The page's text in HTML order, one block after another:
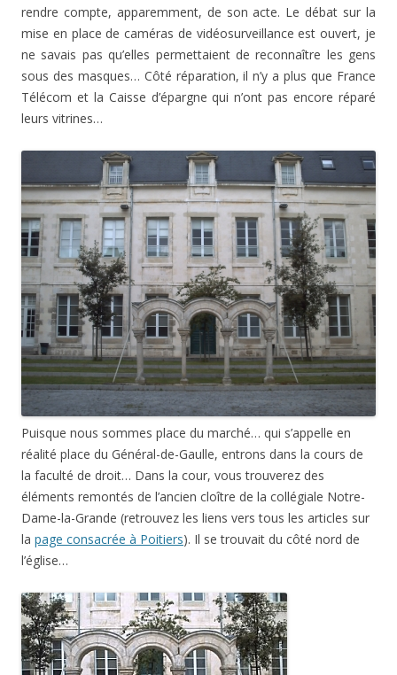
rendre compte, apparemment, de son acte. Le débat sur la
mise en place de caméras de vidéosurveillance est ouvert, je
ne savais pas qu’elles permettaient de reconnaître les gens
sous des masques… Côté réparation, il n’y a plus que France
Télécom et la Caisse d’épargne qui n’ont pas encore réparé
leurs vitrines…
Puisque nous sommes place du marché… qui s’appelle en
réalité place du Général-de-Gaulle, entrons dans la cours de
la faculté de droit… Dans la cour, vous trouverez des
éléments remontés de l’ancien cloître de la collégiale Notre-
Dame-la-Grande (retrouvez les liens vers tous les articles sur
la page consacrée à Poitiers). Il se trouvait du côté nord de
l’église…